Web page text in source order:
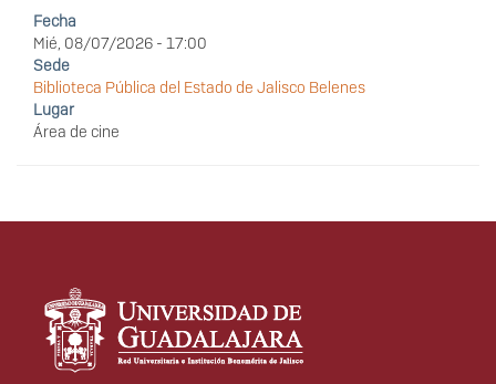
Fecha
Mié, 08/07/2026 - 17:00
Sede
Biblioteca Pública del Estado de Jalisco Belenes
Lugar
Área de cine
Información del
portal